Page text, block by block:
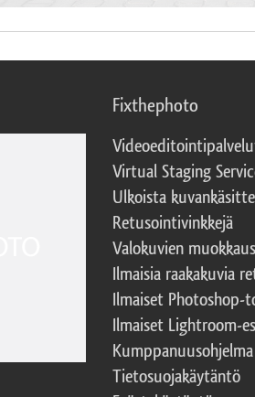
Fixthephoto
Virtual Staging
Ulkoista
Retusointivinkkejä
Valokuvien
Ilmaisia raakakuvia
Ilmaiset Photoshop-
Ilmaiset Lightroom-
Kumppanuusohjelma
Tietosuojakäytäntö